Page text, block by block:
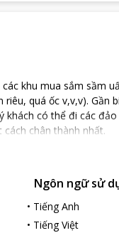
khu mua sắm sầm
quá ốc v,v,v). Gần
khách có thể đi các
chân thành nhất.
Ngôn ngữ sử
• Tiếng Anh
• Tiếng Việt